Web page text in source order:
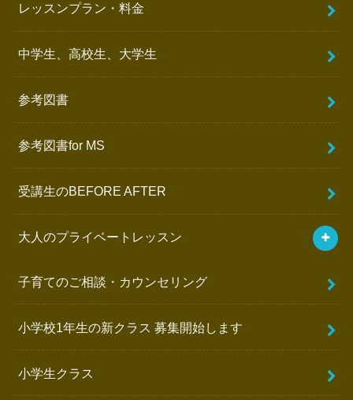
レッスンプラン・料金
中学生、高校生、大学生
参考図書
参考図書for MS
受講生のBEFORE AFTER
大人のプライベートレッスン
子育てのご相談・カウンセリング
小学校1年生の新クラス 募集開始します
小学生クラス